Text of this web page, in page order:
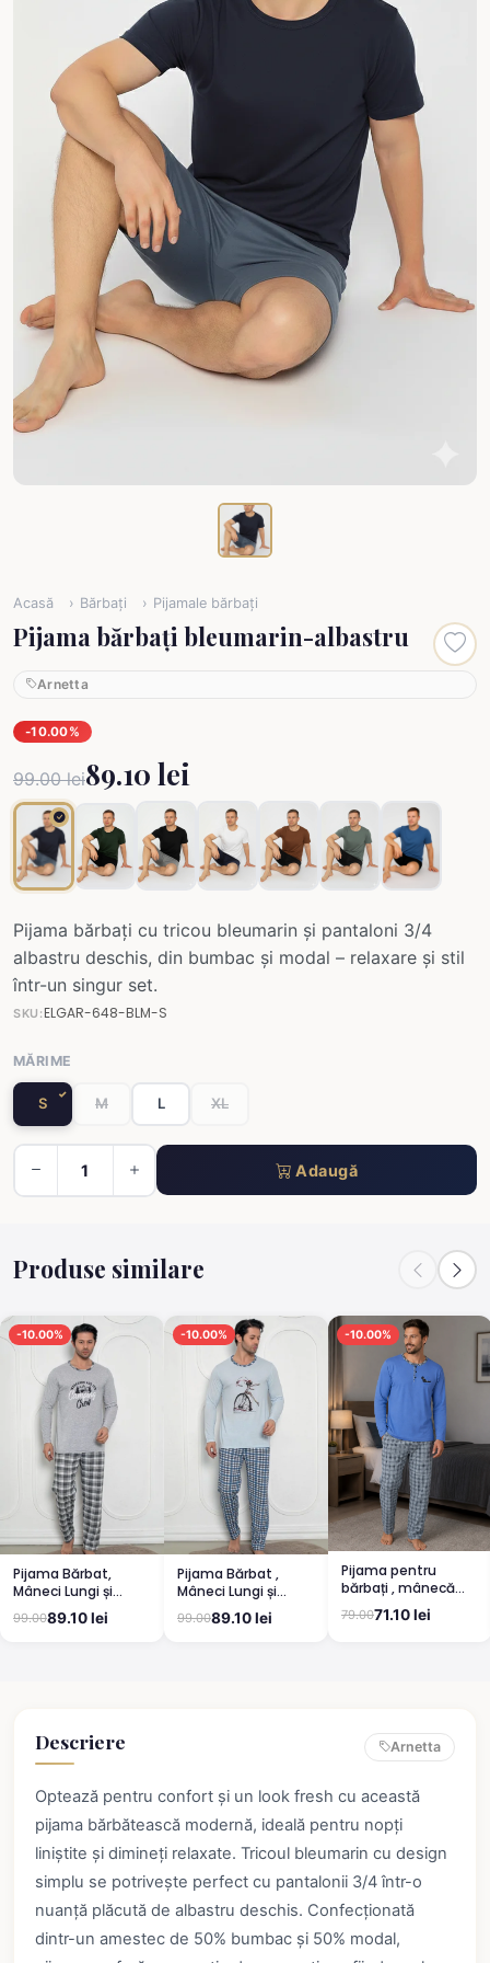
Acasă Bărbați Pijamale bărbați
Pijama bărbați bleumarin-albastru
Arnetta
-10.00%
99.00 lei89.10 lei
Pijama bărbați cu tricou bleumarin și pantaloni 3/4
albastru deschis, din bumbac și modal – relaxare și stil
într-un singur set.
SKU:ELGAR-648-BLM-S
MĂRIME
S M L XL
Adaugă
Produse similare
-10.00%
Pijama Bărbat,
Mâneci Lungi și
Pantaloni Lungi
Asortați, Imprimeu
99.0089.10 lei
-10.00%
Pijama Bărbat ,
Mâneci Lungi și
Pantaloni Lungi
Asortați, Imprimeu
99.0089.10 lei
-10.00%
Pijama pentru
bărbați , mânecă
lungă și pantaloni
lungi, albastru
79.0071.10 lei
Descriere Arnetta
Optează pentru confort și un look fresh cu această
pijama bărbătească modernă, ideală pentru nopți
liniștite și dimineți relaxate. Tricoul bleumarin cu design
simplu se potrivește perfect cu pantalonii 3/4 într-o
nuanță plăcută de albastru deschis. Confecționată
dintr-un amestec de 50% bumbac și 50% modal,